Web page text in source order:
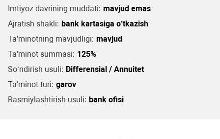
Imtiyoz davrining muddati: mavjud emas
Ajratish shakli: bank kartasiga o‘tkazish
Ta'minotning mavjudligi: mavjud
Ta'minot summasi: 125%
So‘ndirish usuli: Differensial / Annuitet
Ta'minot turi: garov
Rasmiylashtirish usuli: bank ofisi